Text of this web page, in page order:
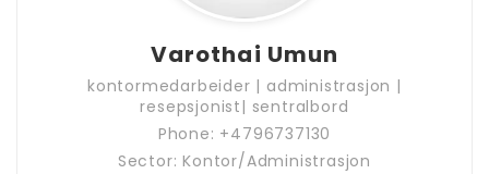
Varothai Umun
kontormedarbeider | administrasjon |
resepsjonist| sentralbord
Phone: +4796737130
Sector: Kontor/Administrasjon